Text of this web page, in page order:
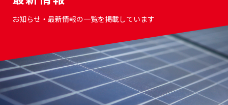
お知らせ・最新情報の一覧を掲載しています